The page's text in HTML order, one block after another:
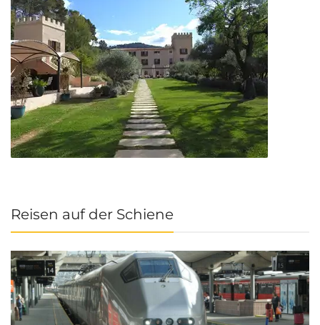
Reisen auf der Schiene